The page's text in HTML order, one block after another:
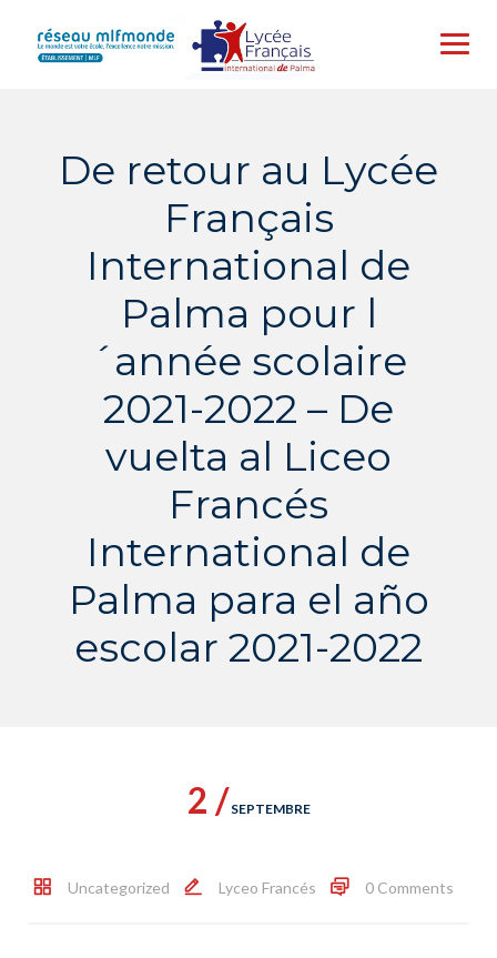
content
De retour au Lycée
Français
International de
Palma pour l
´année scolaire
2021-2022 – De
vuelta al Liceo
Francés
International de
Palma para el año
escolar 2021-2022
2 / SEPTEMBRE
Uncategorized Lyceo Francés 0 Comments